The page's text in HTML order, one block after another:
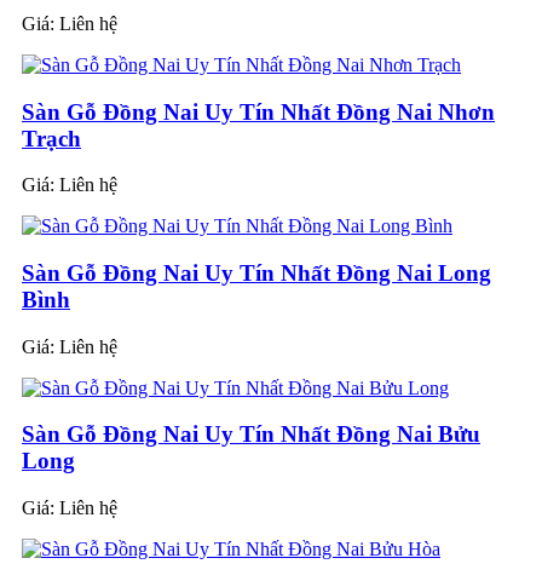
Giá: Liên hệ
Sàn Gỗ Đồng Nai Uy Tín Nhất Đồng Nai Nhơn
Trạch
Giá: Liên hệ
Sàn Gỗ Đồng Nai Uy Tín Nhất Đồng Nai Long
Bình
Giá: Liên hệ
Sàn Gỗ Đồng Nai Uy Tín Nhất Đồng Nai Bửu
Long
Giá: Liên hệ